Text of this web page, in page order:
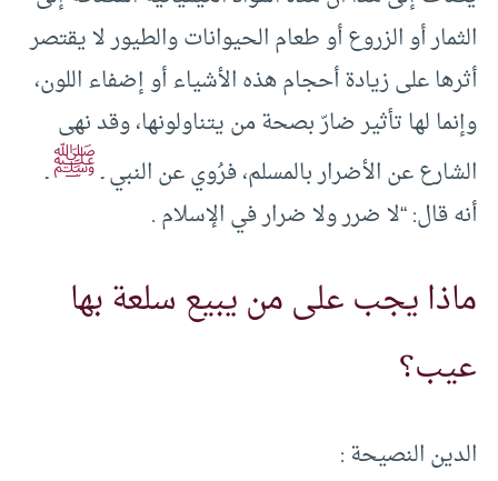
الثمار أو الزروع أو طعام الحيوانات والطيور لا يقتصر
أثرها على زيادة أحجام هذه الأشياء أو إضفاء اللون،
وإنما لها تأثير ضارّ بصحة من يتناولونها، وقد نهى
الشارع عن الأضرار بالمسلم، فرُوي عن النبي ـﷺـ
أنه قال: “لا ضرر ولا ضرار في الإسلام .
ماذا يجب على من يبيع سلعة بها
عيب؟
الدين النصيحة :